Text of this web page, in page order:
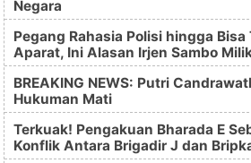
Negara
Pegang Rahasia Polisi hingga
Aparat, Ini Alasan Irjen Sambo
BREAKING NEWS: Putri
Hukuman Mati
Terkuak! Pengakuan Bharada E
Konflik Antara Brigadir J dan